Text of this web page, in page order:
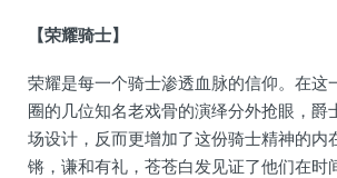
【荣耀骑士】
荣耀是每一个骑士渗透血脉的信仰。在这
圈的几位知名老戏骨的演绎分外抢眼，爵
场设计，反而更增加了这份骑士精神的内
锵，谦和有礼，苍苍白发见证了他们在时